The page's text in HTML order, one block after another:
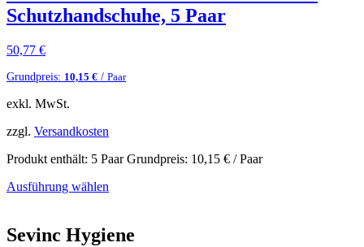
Schutzhandschuhe, 5 Paar
50,77 €
Grundpreis: 10,15 € / Paar
exkl. MwSt.
zzgl. Versandkosten
Produkt enthält: 5 PaarGrundpreis: 10,15 € /Paar
Ausführung wählen
Sevinc Hygiene